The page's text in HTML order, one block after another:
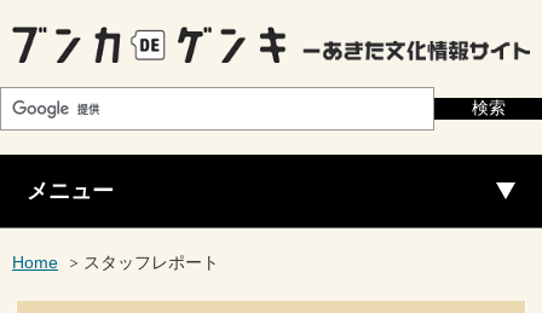
メニュー
Home スタッフレポート